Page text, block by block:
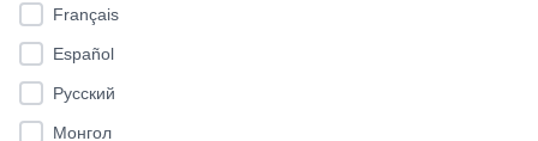
Français
Español
Pусский
Монгол